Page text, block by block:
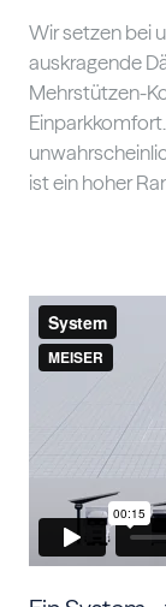
Wir setzen bei
auskragende
Mehrstützen-
ist ein hoher